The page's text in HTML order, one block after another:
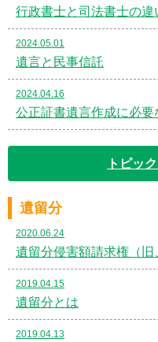
行政書士と司法書士の違
2024.05.01
遺言と民事信託
2024.04.16
公正証書遺言作成に必要
トピッ
遺留分
2020.06.24
遺留分侵害額請求権（旧
2019.04.15
遺留分とは
2019.04.13